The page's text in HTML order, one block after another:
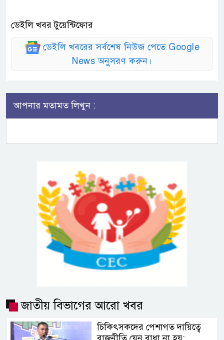
ডেইলি খবর টুয়েন্টিফোর
ডেইলি খবরের সর্বশেষ নিউজ পেতে Google
News অনুসরণ করুন।
আপনার মতামত লিখুন :
জাতীয় বিভাগের আরো খবর
চিকিৎসকদের পেশাগত দায়িত্বে